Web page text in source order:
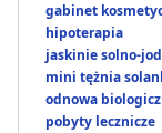
gabinet
hipoterapia
jaskinie solno-
mini tężnia
odnowa
pobyty lecznicze